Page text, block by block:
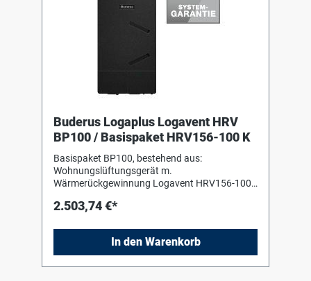
Buderus Logaplus Logavent HRV
BP100 / Basispaket HRV156-100 K
Basispaket BP100, bestehend aus:
Wohnungslüftungsgerät m.
Wärmerückgewinnung Logavent HRV156-100
Wohnungen im Mehrfamilienhaus und
Deckenoder Wandmontage sowie der
Fernbedienung Logamatic RC100.2 H mit
integriertem Feuchtesensor. Grundkörper aus
2.503,74 €*
In den Warenkorb